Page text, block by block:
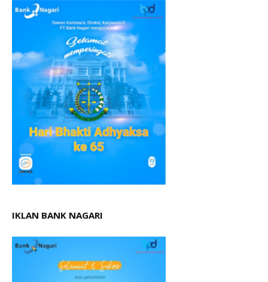
IKLAN BANK NAGARI